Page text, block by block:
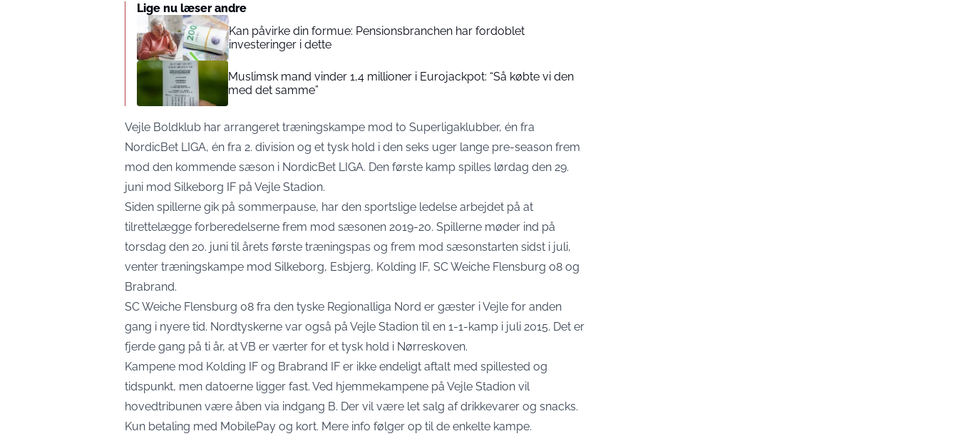
Lige nu læser andre
Kan påvirke din formue: Pensionsbranchen har fordoblet
investeringer i dette
Muslimsk mand vinder 1,4 millioner i Eurojackpot: “Så købte vi den
med det samme”
Vejle Boldklub har arrangeret træningskampe mod to Superligaklubber, én fra
NordicBet LIGA, én fra 2. division og et tysk hold i den seks uger lange pre-season frem
mod den kommende sæson i NordicBet LIGA. Den første kamp spilles lørdag den 29.
juni mod Silkeborg IF på Vejle Stadion.
Siden spillerne gik på sommerpause, har den sportslige ledelse arbejdet på at
tilrettelægge forberedelserne frem mod sæsonen 2019-20. Spillerne møder ind på
torsdag den 20. juni til årets første træningspas og frem mod sæsonstarten sidst i juli,
venter træningskampe mod Silkeborg, Esbjerg, Kolding IF, SC Weiche Flensburg 08 og
Brabrand.
SC Weiche Flensburg 08 fra den tyske Regionalliga Nord er gæster i Vejle for anden
gang i nyere tid. Nordtyskerne var også på Vejle Stadion til en 1-1-kamp i juli 2015. Det er
fjerde gang på ti år, at VB er værter for et tysk hold i Nørreskoven.
Kampene mod Kolding IF og Brabrand IF er ikke endeligt aftalt med spillested og
tidspunkt, men datoerne ligger fast. Ved hjemmekampene på Vejle Stadion vil
hovedtribunen være åben via indgang B. Der vil være let salg af drikkevarer og snacks.
Kun betaling med MobilePay og kort. Mere info følger op til de enkelte kampe.